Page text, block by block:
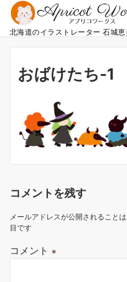
北海道のイラストレーター 石城恵
おばけたち-1
コメントを残す
メールアドレスが公開されることは
目です
コメント ※